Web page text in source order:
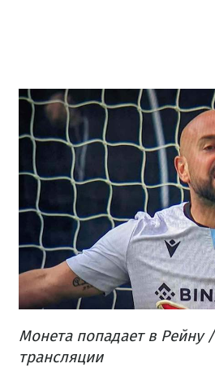
Монета попадает в Рейну
трансляции